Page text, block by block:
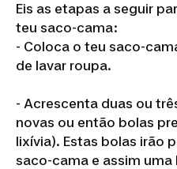
Eis as etapas a seguir
teu saco-cama:
- Coloca o teu saco-
de lavar roupa.
- Acrescenta duas ou
novas ou então bolas
lixívia). Estas bolas irão
saco-cama e assim